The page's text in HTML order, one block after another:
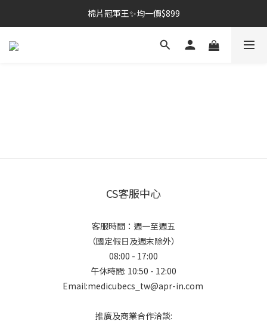
棉片冠軍王✨均一價$899
棉片冠軍王✨均一價$899
夏季深層清潔必備🫧張員瑛洗臉機
CS客服中心
客服時間：週一至週五
（國定假日及週末除外）
08:00 - 17:00
午休時間: 10:50 - 12:00
Email:medicubecs_tw@apr-in.com
推廣及商業合作洽談: